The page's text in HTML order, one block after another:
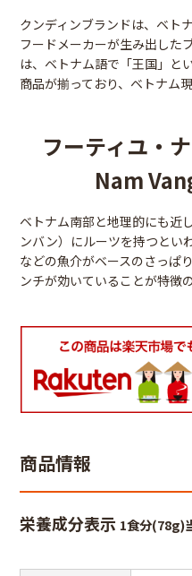
クンディンブランドは、ベト
フードメーカーが生み出した
は、ベトナム語で「王国」と
商品が揃っており、ベトナム
フーティユ・
Nam
ベトナム南部と地理的にも近
ンバン）にルーツを持つとい
などの魚介がベースのさっぱ
ンチが効いていることが特徴
商品情報
栄養成分表示 1食分(78g)